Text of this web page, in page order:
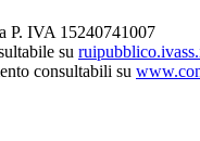
P. IVA 15240741007
su
consultabili su